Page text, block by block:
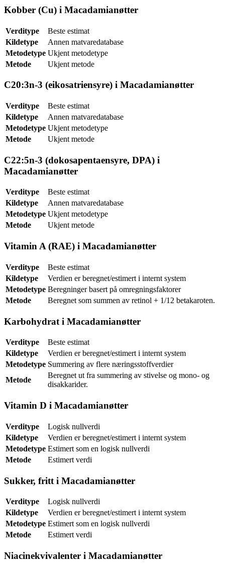
Kobber (Cu) i Macadamianøtter
Verditype
Beste estimat
Kildetype
Annen matvaredatabase
Metodetype Ukjent metodetype
Metode
Ukjent metode
C20:3n-3 (eikosatriensyre) i Macadamianøtter
Verditype
Beste estimat
Kildetype
Annen matvaredatabase
Metodetype Ukjent metodetype
Metode
Ukjent metode
C22:5n-3 (dokosapentaensyre, DPA) i
Macadamianøtter
Verditype
Beste estimat
Kildetype
Annen matvaredatabase
Metodetype Ukjent metodetype
Metode
Ukjent metode
Vitamin A (RAE) i Macadamianøtter
Verditype
Beste estimat
Kildetype
Verdien er beregnet/estimert i internt system
Metodetype Beregninger basert på omregningsfaktorer
Metode
Beregnet som summen av retinol + 1/12 betakaroten.
Karbohydrat i Macadamianøtter
Verditype
Beste estimat
Kildetype
Verdien er beregnet/estimert i internt system
Metodetype Summering av flere næringsstoffverdier
Metode
Beregnet ut fra summering av stivelse og mono- og
disakkarider.
Vitamin D i Macadamianøtter
Verditype
Logisk nullverdi
Kildetype
Verdien er beregnet/estimert i internt system
Metodetype Estimert som en logisk nullverdi
Metode
Estimert verdi
Sukker, fritt i Macadamianøtter
Verditype
Logisk nullverdi
Kildetype
Verdien er beregnet/estimert i internt system
Metodetype Estimert som en logisk nullverdi
Metode
Estimert verdi
Niacinekvivalenter i Macadamianøtter